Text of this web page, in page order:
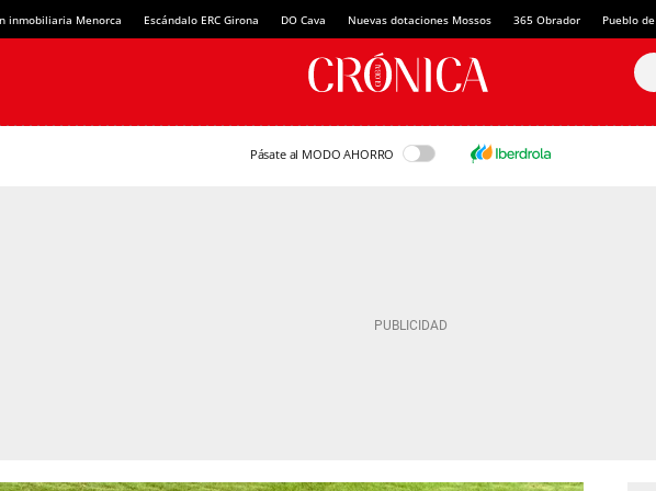
inmobiliaria Menorca Escándalo ERC Girona DO Cava Nuevas dotaciones Mossos 365 Obrador Pueblo
Pásate al MODO AHORRO